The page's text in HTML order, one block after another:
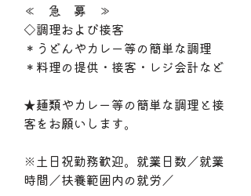
≪ 急 募 ≫
◇調理および接客
＊うどんやカレー等の簡単な調理
＊料理の提供・接客・レジ会計など
★麺類やカレー等の簡単な調理と接
客をお願いします。
※土日祝勤務歓迎。就業日数／就業
時間／扶養範囲内の就労／